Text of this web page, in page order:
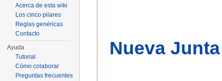
Nueva
Acerca de esta wiki
Los cinco pilares
Reglas genéricas
Contacto
Ayuda
Tutorial
Cómo colaborar
Preguntas frecuentes